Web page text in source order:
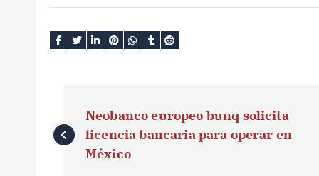
a
Neobanco europeo bunq solicita
licencia bancaria para operar en
México